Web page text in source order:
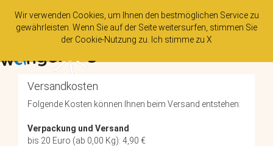
Wir verwenden Cookies, um Ihnen den bestmöglichen Service zu
gewährleisten. Wenn Sie auf der Seite weitersurfen, stimmen Sie
der Cookie-Nutzung zu. Ich stimme zu X
Versandkosten
Folgende Kosten können Ihnen beim Versand entstehen:
Verpackung und Versand
bis 20 Euro (ab 0,00 Kg): 4,90 €